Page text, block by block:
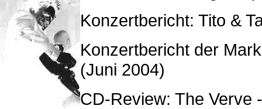
Konzertbericht: Tito &
Konzertbericht der
(Juni 2004)
CD-Review: The Verve